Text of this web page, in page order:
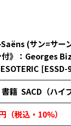
(サン=サー
付》：Georges
[ESSD-
籍 SACD（ハイ
（税込・10%）